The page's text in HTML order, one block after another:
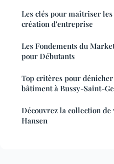
Les clés pour maîtriser
création d'entreprise
Les Fondements du
pour Débutants
Top critères pour
bâtiment à Bussy-Saint-
Découvrez la collection
Hansen